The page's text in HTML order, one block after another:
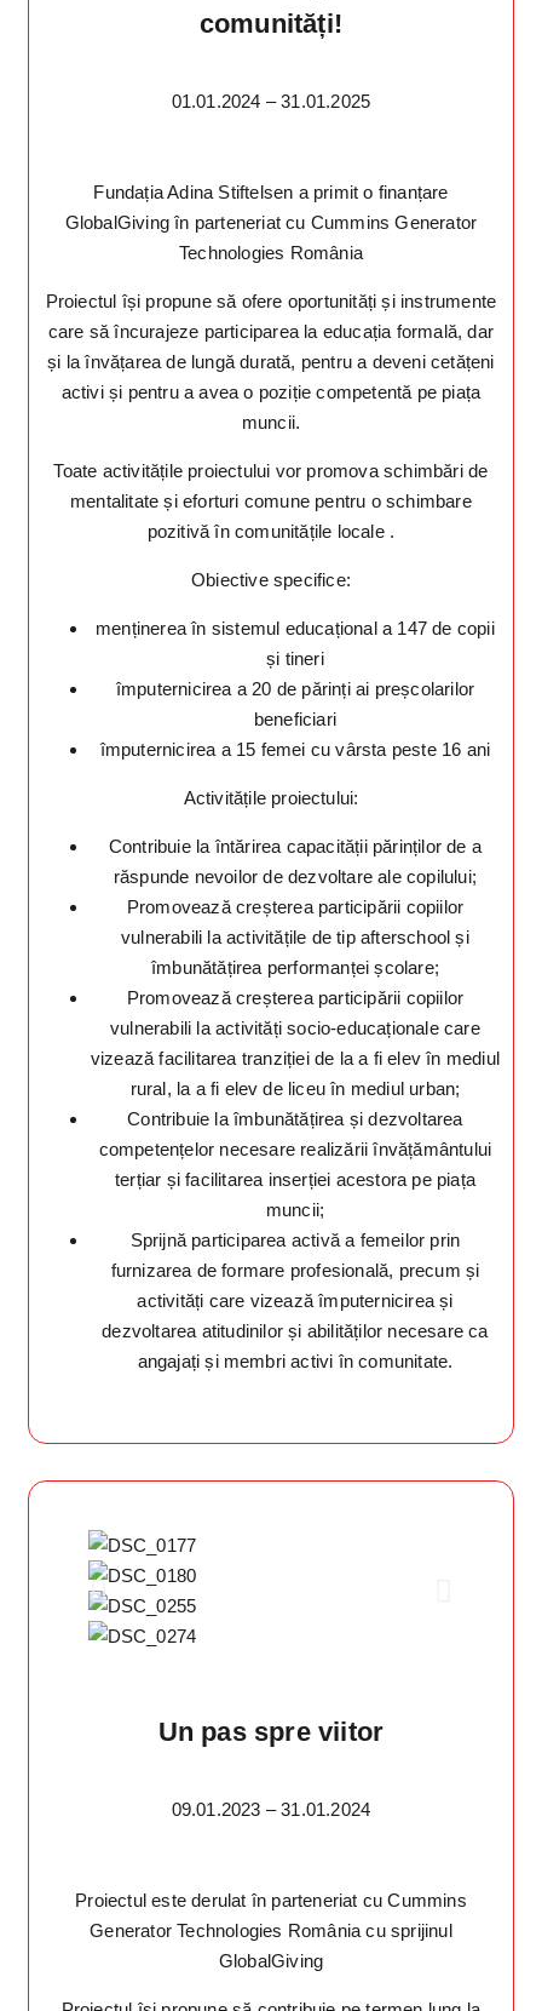
comunități!
01.01.2024 – 31.01.2025
Fundația Adina Stiftelsen a primit o finanțare
GlobalGiving în parteneriat cu Cummins Generator
Technologies România
Proiectul își propune să ofere oportunități și instrumente
care să încurajeze participarea la educația formală, dar
și la învățarea de lungă durată, pentru a deveni cetățeni
activi și pentru a avea o poziție competentă pe piața
muncii.
Toate activitățile proiectului vor promova schimbări de
mentalitate și eforturi comune pentru o schimbare
pozitivă în comunitățile locale .
Obiective specifice:
menținerea în sistemul educațional a 147 de copii
și tineri
împuternicirea a 20 de părinți ai preșcolarilor
beneficiari
împuternicirea a 15 femei cu vârsta peste 16 ani
Activitățile proiectului:
Contribuie la întărirea capacității părinților de a
răspunde nevoilor de dezvoltare ale copilului;
Promovează creșterea participării copiilor
vulnerabili la activitățile de tip afterschool și
îmbunătățirea performanței școlare;
Promovează creșterea participării copiilor
vulnerabili la activități socio-educaționale care
vizează facilitarea tranziției de la a fi elev în mediul
rural, la a fi elev de liceu în mediul urban;
Contribuie la îmbunătățirea și dezvoltarea
competențelor necesare realizării învățământului
terțiar și facilitarea inserției acestora pe piața
muncii;
Sprijnă participarea activă a femeilor prin
furnizarea de formare profesională, precum și
activități care vizează împuternicirea și
dezvoltarea atitudinilor și abilităților necesare ca
angajați și membri activi în comunitate.
Un pas spre viitor
09.01.2023 – 31.01.2024
Proiectul este derulat în parteneriat cu Cummins
Generator Technologies România cu sprijinul
GlobalGiving